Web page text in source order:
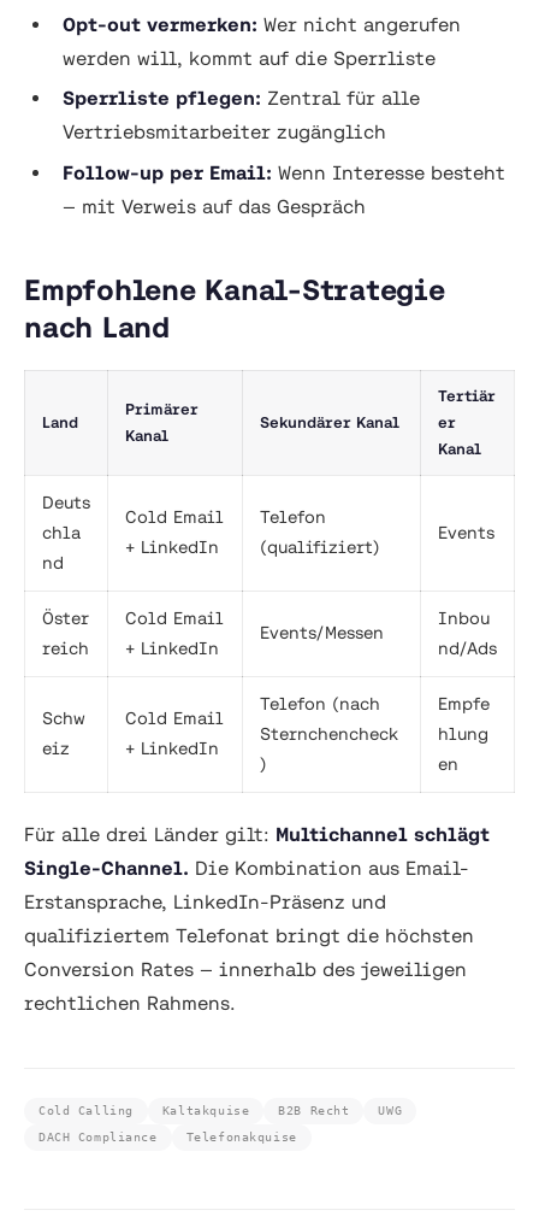
Opt-out vermerken: Wer nicht angerufen
werden will, kommt auf die Sperrliste
Sperrliste pflegen: Zentral für alle
Vertriebsmitarbeiter zugänglich
Follow-up per Email: Wenn Interesse besteht
— mit Verweis auf das Gespräch
Empfohlene Kanal-Strategie
nach Land
Land
Primärer
Kanal
Sekundärer Kanal
Tertiär
er
Kanal
Deuts
chla
nd
Cold Email
+ LinkedIn
Telefon
(qualifiziert)
Events
Öster
reich
Cold Email
+ LinkedIn
Events/Messen
Inbou
nd/Ads
Schw
eiz
Cold Email
+ LinkedIn
Telefon (nach
Sternchencheck
)
Empfe
hlung
en
Für alle drei Länder gilt: Multichannel schlägt
Single-Channel. Die Kombination aus Email-
Erstansprache, LinkedIn-Präsenz und
qualifiziertem Telefonat bringt die höchsten
Conversion Rates — innerhalb des jeweiligen
rechtlichen Rahmens.
Cold Calling Kaltakquise B2B Recht
UWG
DACH Compliance
Telefonakquise